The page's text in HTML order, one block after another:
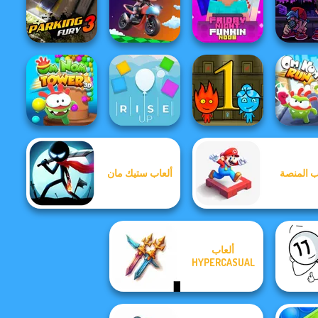
Bike
Cursed Dreams
Soccer Random
Construction
Ramp Jumping
Friday
Funkin
Friday Night
Funkin Noob
Moto Boss
Parking Fury 3
Fireboy and
Watergirl
Om Nom Tower
3D
المنصة ألعاب ستيك مان
ألعاب
HYPERCASUAL